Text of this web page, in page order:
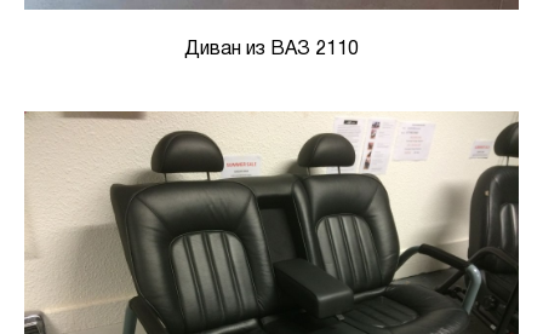
Диван из ВАЗ 2110